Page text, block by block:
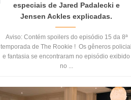
especiais de Jared Padalecki e
Jensen Ackles explicadas.
Aviso: Contém spoilers do episódio 15 da 8ª
temporada de The Rookie ! Os gêneros policial
e fantasia se encontraram no episódio exibido
no ...